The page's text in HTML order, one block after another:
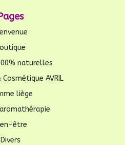
naturelles
AVRIL
liège
être
Divers